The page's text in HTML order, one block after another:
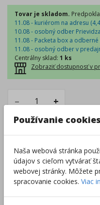
Tovar je skladom.
11.08 - kuriérom na adresu (
10.08 - osobný odber
11.08 - Packeta box a
11.08 - osobný odber v
Centrálny sklad: 1 ks
Zobraziť dostupnosť v
– +
Pri
získate
Používanie cookies
Naša webová stránka
údajov s cieľom vytvárať
webovej stránky. Môžete
spracovanie cookies. Viac